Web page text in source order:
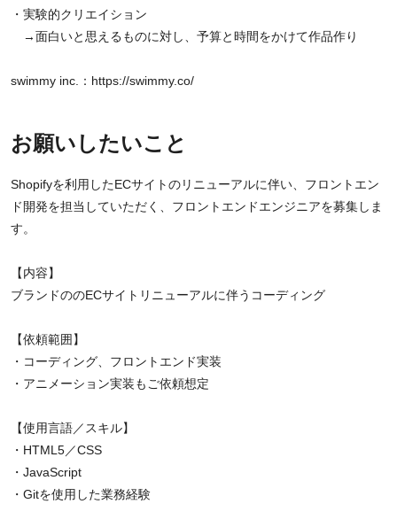
・実験的クリエイション
→面白いと思えるものに対し、予算と時間をかけて作品作り
swimmy inc.： https://swimmy.co/
お願いしたいこと
Shopifyを利用したECサイトのリニューアルに伴い、フロントエン
ド開発を担当していただく、フロントエンドエンジニアを募集しま
す。
【内容】
ブランドののECサイトリニューアルに伴うコーディング
【依頼範囲】
・コーディング、フロントエンド実装
・アニメーション実装もご依頼想定
【使用言語／スキル】
・HTML5／CSS
・JavaScript
・Gitを使用した業務経験